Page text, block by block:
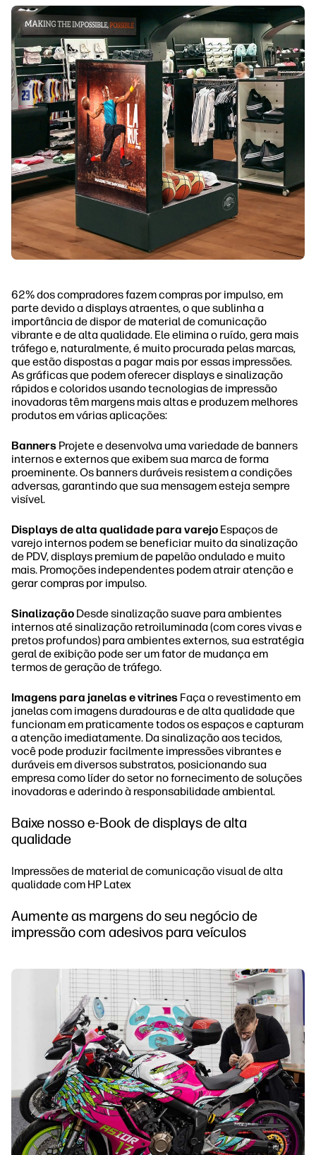
62% dos compradores fazem compras por impulso, em
parte devido a displays atraentes, o que sublinha a
importância de dispor de material de comunicação
vibrante e de alta qualidade. Ele elimina o ruído, gera mais
tráfego e, naturalmente, é muito procurada pelas marcas,
que estão dispostas a pagar mais por essas impressões.
As gráficas que podem oferecer displays e sinalização
rápidos e coloridos usando tecnologias de impressão
inovadoras têm margens mais altas e produzem melhores
produtos em várias aplicações:
Banners Projete e desenvolva uma variedade de banners
internos e externos que exibem sua marca de forma
proeminente. Os banners duráveis resistem a condições
adversas, garantindo que sua mensagem esteja sempre
visível.
Displays de alta qualidade para varejo Espaços de
varejo internos podem se beneficiar muito da sinalização
de PDV, displays premium de papelão ondulado e muito
mais. Promoções independentes podem atrair atenção e
gerar compras por impulso.
Sinalização Desde sinalização suave para ambientes
internos até sinalização retroiluminada (com cores vivas e
pretos profundos) para ambientes externos, sua estratégia
geral de exibição pode ser um fator de mudança em
termos de geração de tráfego.
Imagens para janelas e vitrines Faça o revestimento em
janelas com imagens duradouras e de alta qualidade que
funcionam em praticamente todos os espaços e capturam
a atenção imediatamente. Da sinalização aos tecidos,
você pode produzir facilmente impressões vibrantes e
duráveis em diversos substratos, posicionando sua
empresa como líder do setor no fornecimento de soluções
inovadoras e aderindo à responsabilidade ambiental.
Baixe nosso e-Book de displays de alta
qualidade
Impressões de material de comunicação visual de alta
qualidade com HP Latex
Aumente as margens do seu negócio de
impressão com adesivos para veículos